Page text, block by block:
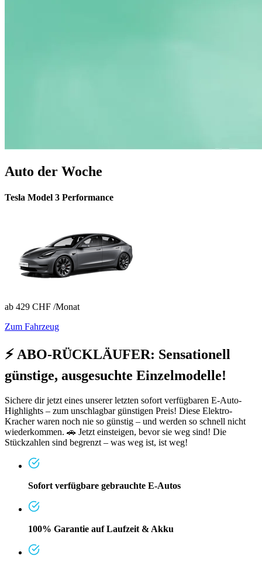
Auto der Woche
Tesla Model 3 Performance
ab 429 CHF /Monat
Zum Fahrzeug
⚡ ABO-RÜCKLÄUFER: Sensationell
günstige, ausgesuchte Einzelmodelle!
Sichere dir jetzt eines unserer letzten sofort verfügbaren E-Auto-
Highlights – zum unschlagbar günstigen Preis! Diese Elektro-
Kracher waren noch nie so günstig – und werden so schnell nicht
wiederkommen. 🚗 Jetzt einsteigen, bevor sie weg sind! Die
Stückzahlen sind begrenzt – was weg ist, ist weg!
Sofort verfügbare gebrauchte E-Autos
100% Garantie auf Laufzeit & Akku